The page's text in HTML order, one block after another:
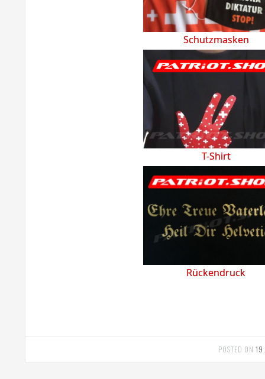
Schutzmasken
T-Shirt
Rückendruck
POSTED ON